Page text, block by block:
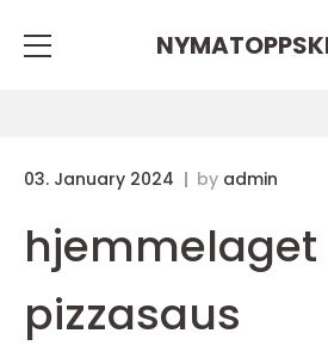
03. January 2024 by admin
hjemmelaget
pizzasaus